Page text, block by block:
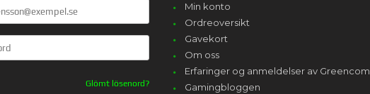
Glömt lösenord?
Min konto
Ordreoversikt
Gavekort
Om oss
Erfaringer og anmeldelser av Greencom
Gamingbloggen